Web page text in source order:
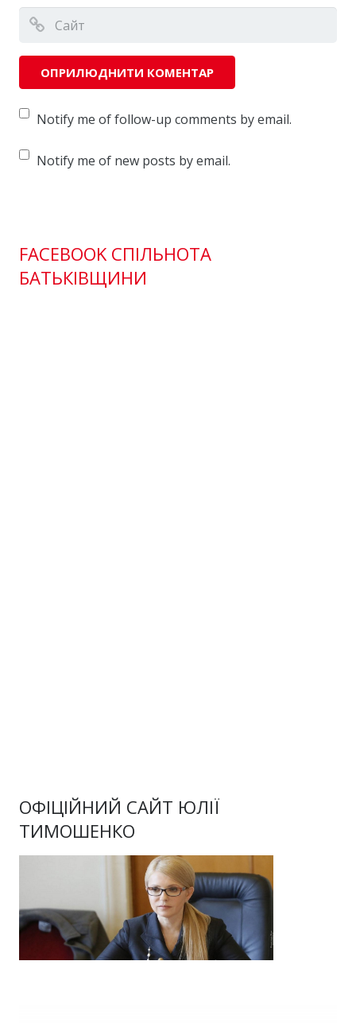
Notify me of follow-up comments by email.
Notify me of new posts by email.
FACEBOOK СПІЛЬНОТА
БАТЬКІВЩИНИ
ОФІЦІЙНИЙ САЙТ ЮЛІЇ
ТИМОШЕНКО